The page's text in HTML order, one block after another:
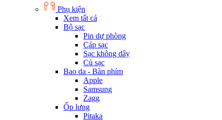
Phụ kiện
Xem tất cả
Bộ sạc
Pin dự phòng
Cáp sạc
Sạc không dây
Củ sạc
Bao da - Bàn phím
Apple
Samsung
Zagg
Ốp lưng
Pitaka